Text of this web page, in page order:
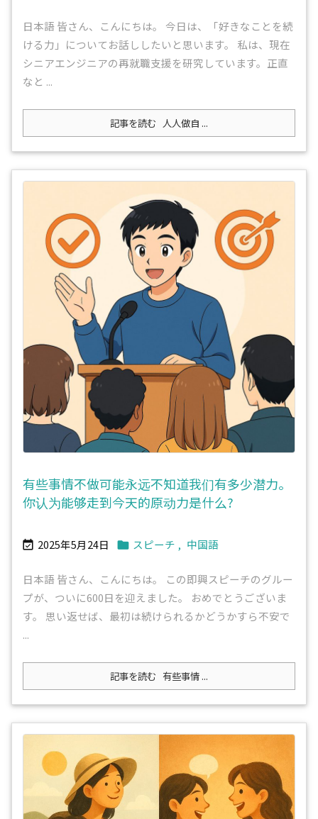
日本語 皆さん、こんにちは。 今日は、「好きなことを続
ける力」についてお話ししたいと思います。 私は、現在
シニアエンジニアの再就職支援を研究しています。正直
なと ...
記事を読む 人人做自 ...
有些事情不做可能永远不知道我们有多少潜力。
你认为能够走到今天的原动力是什么?
 2025年5月24日  スピーチ , 中国語
日本語 皆さん、こんにちは。 この即興スピーチのグルー
プが、ついに600日を迎えました。 おめでとうございま
す。 思い返せば、最初は続けられるかどうかすら不安で
...
記事を読む 有些事情 ...